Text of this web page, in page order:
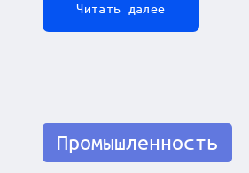
Читать далее
Posted
in
Промышленность